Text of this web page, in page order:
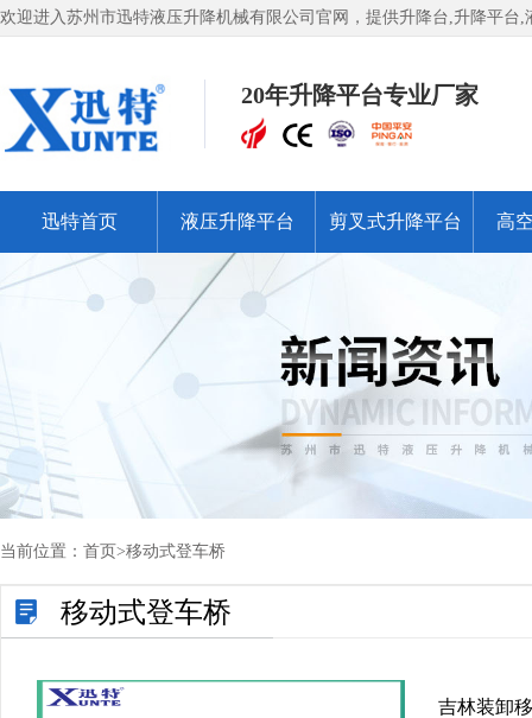
欢迎进入苏州市迅特液压升降机械有限公司官网，提供升降台,升降平
20年升降平台专业厂家
迅特首页 液压升降平台 剪叉式升降平台 高
当前位置： 首页 >移动式登车桥
移动式登车桥
吉林装卸